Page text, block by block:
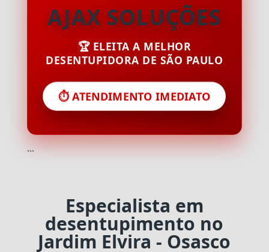
AJAX SOLUÇÕES
🏆 ELEITA A MELHOR
DESENTUPIDORA DE SÃO PAULO
⏱️ ATENDIMENTO IMEDIATO
```
Especialista em
desentupimento no
Jardim Elvira - Osasco